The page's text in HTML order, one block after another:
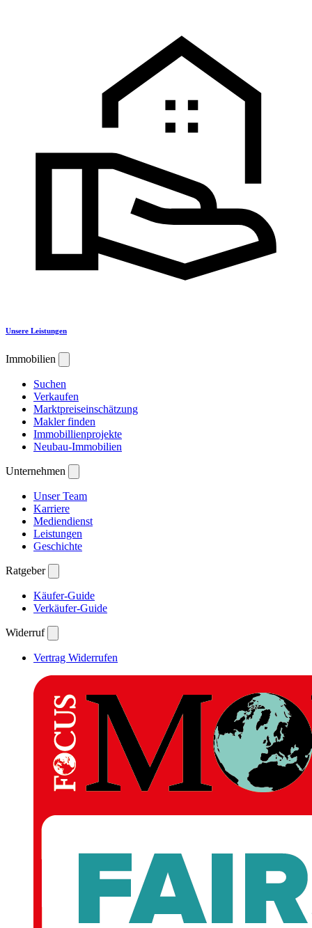
Unsere Leistungen
Immobilien
Suchen
Verkaufen
Marktpreiseinschätzung
Makler finden
Immobillienprojekte
Neubau-Immobilien
Unternehmen
Unser Team
Karriere
Mediendienst
Leistungen
Geschichte
Ratgeber
Käufer-Guide
Verkäufer-Guide
Widerruf
Vertrag Widerrufen